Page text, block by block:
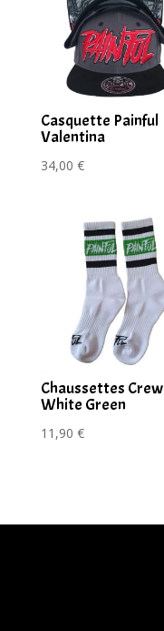
Casquette Painful
Valentina
34,00 €
Chaussettes Crew
White Green
11,90 €